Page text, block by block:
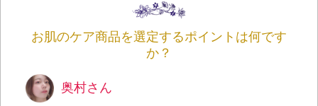
お肌のケア商品を選定するポイントは何です
か？
奥村さん